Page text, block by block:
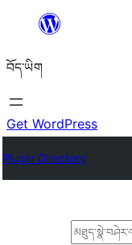
content
བོད་ཡིག
Get WordPress
Plugin Directory
བཤེར་